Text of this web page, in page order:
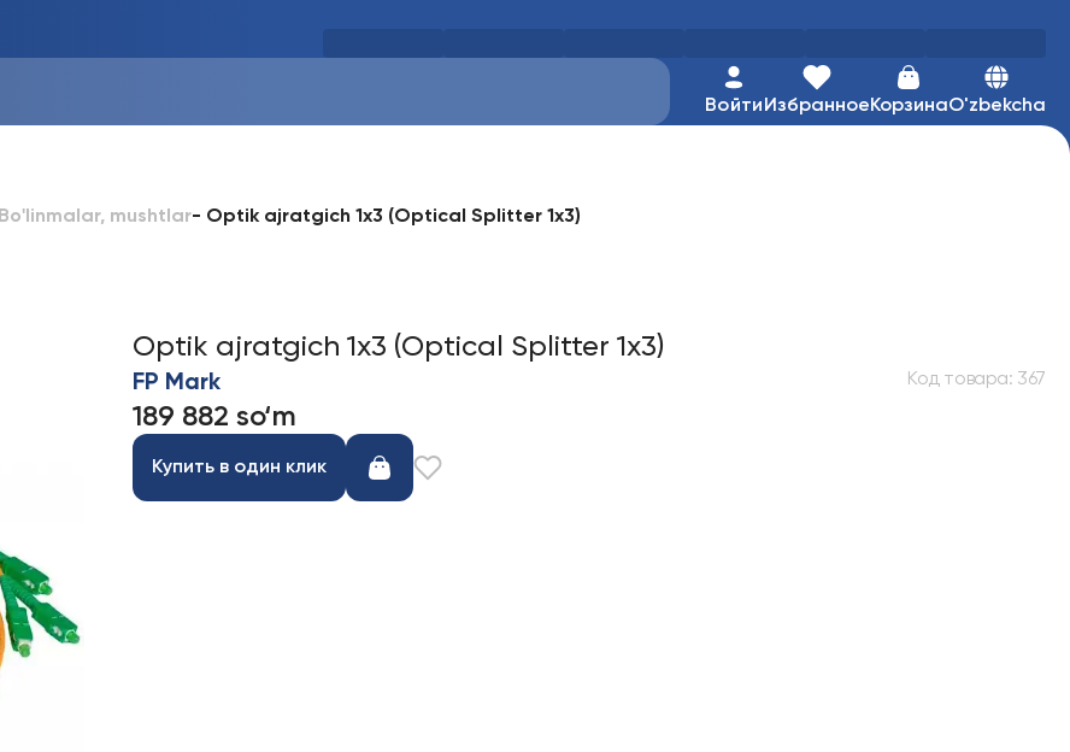
Войти ИзбранноеКорзинаO'zbekcha
Bo'linmalar, mushtlar- Optik ajratgich 1x3 (Optical Splitter 1x3)
Optik ajratgich 1x3 (Optical Splitter 1x3)
FP Mark Код товара: 367
189 882 so‘m
Купить в один клик